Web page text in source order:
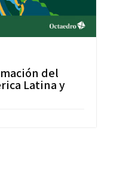
del
Latina y